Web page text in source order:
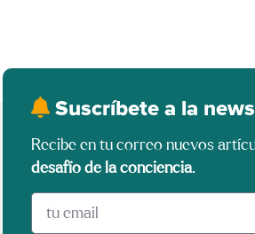
Suscríbete a la
Recibe en tu correo nuevos
desafío de la conciencia.